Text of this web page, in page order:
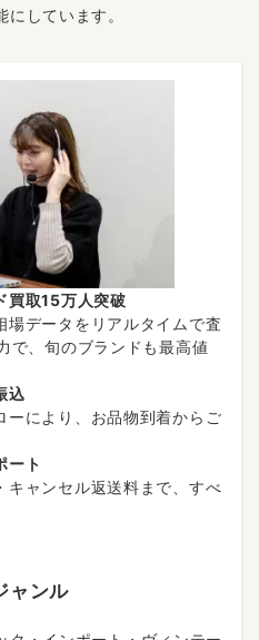
しています。
買取15万人突破
場データをリアルタイムで査
で、旬のブランドも最高値
込
ーにより、お品物到着からご
ート
キャンセル返送料まで、すべ
ャンル